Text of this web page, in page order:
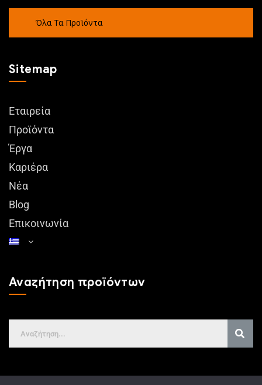
Όλα Τα Προϊόντα
Sitemap
Εταιρεία
Προϊόντα
Έργα
Καριέρα
Νέα
Blog
Επικοινωνία
Αναζήτηση προϊόντων